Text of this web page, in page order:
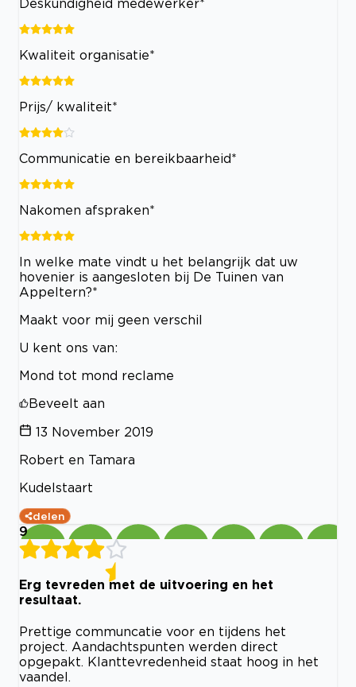
Kwaliteit organisatie*
Prijs/ kwaliteit*
Communicatie en bereikbaarheid*
Nakomen afspraken*
In welke mate vindt u het belangrijk dat uw
hovenier is aangesloten bij De Tuinen van
Appeltern?*
Maakt voor mij geen verschil
U kent ons van:
Mond tot mond reclame
Beveelt aan
13 November 2019
Robert en Tamara
Kudelstaart
delen
9
Erg tevreden met de uitvoering en het
resultaat.
Prettige communcatie voor en tijdens het
project. Aandachtspunten werden direct
opgepakt. Klanttevredenheid staat hoog in het
vaandel.